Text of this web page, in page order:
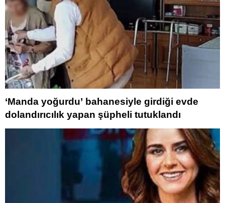
‘Manda yoğurdu’ bahanesiyle girdiği evde
dolandırıcılık yapan şüpheli tutuklandı